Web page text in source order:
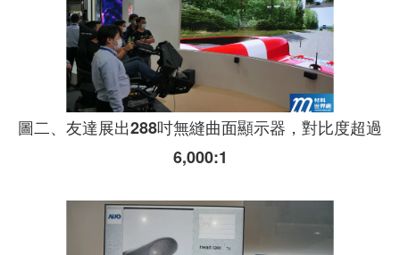
圖二、友達展出288吋無縫曲面顯示器，對比度超過
6,000:1